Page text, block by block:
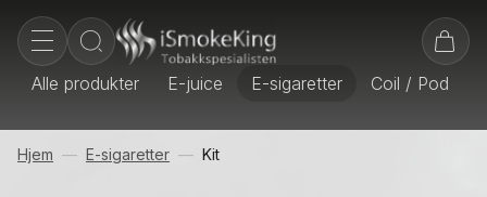
Alle produkter E-juice E-sigaretter Coil / Pod
Hjem E-sigaretter Kit